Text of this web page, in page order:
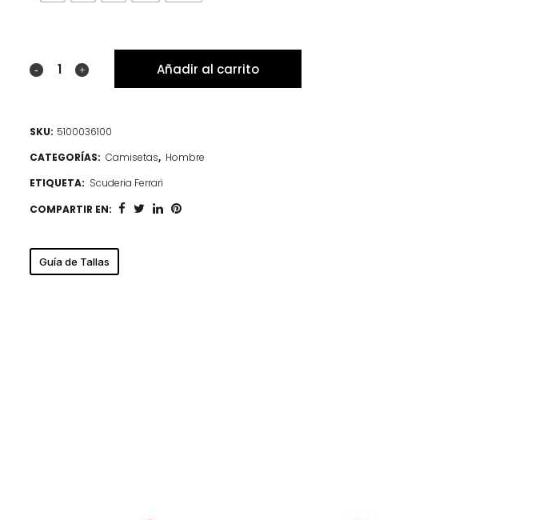
Añadir al carrito
SKU: 5100036100
CATEGORÍAS: Camisetas, Hombre
ETIQUETA: Scuderia Ferrari
COMPARTIR EN:
Guía de Tallas